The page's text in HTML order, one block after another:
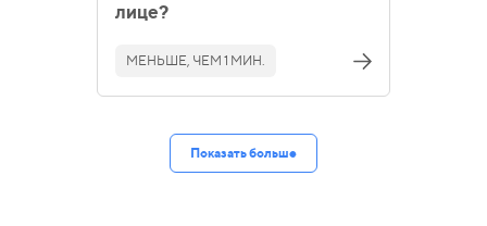
лице?
МЕНЬШЕ, ЧЕМ 1 МИН.
Показать больше